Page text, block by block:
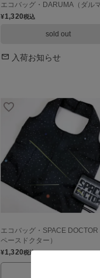
エコバッグ・DARUMA（ダルマ
¥1,320税込
sold out
入荷お知らせ
エコバッグ・SPACE DOCTOR
ペースドクター）
¥1,320税込